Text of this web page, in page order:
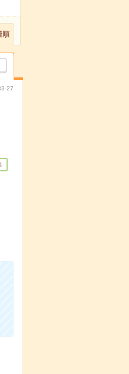
順
27